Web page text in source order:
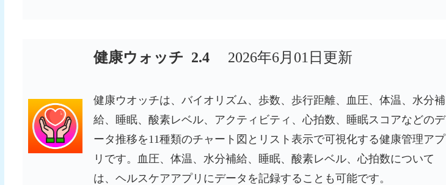
健康ウォッチ 2.4 2026年6月01日更新
健康ウオッチは、バイオリズム、歩数、歩行距離、血圧、体温、水分補
給、睡眠、酸素レベル、アクティビティ、心拍数、睡眠スコアなどのデ
ータ推移を11種類のチャート図とリスト表示で可視化する健康管理アプ
リです。血圧、体温、水分補給、睡眠、酸素レベル、心拍数について
は、ヘルスケアアプリにデータを記録することも可能です。